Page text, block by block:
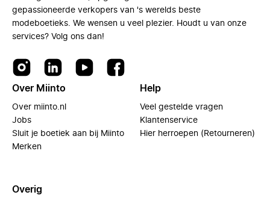
gepassioneerde verkopers van 's werelds beste
modeboetieks. We wensen u veel plezier. Houdt u van onze
services? Volg ons dan!
Over Miinto
Over miinto.nl
Jobs
Sluit je boetiek aan bij Miinto
Merken
Help
Veel gestelde vragen
Klantenservice
Hier herroepen (Retourneren)
Overig